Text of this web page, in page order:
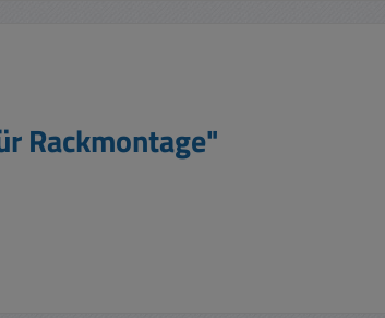
Rackmontage"